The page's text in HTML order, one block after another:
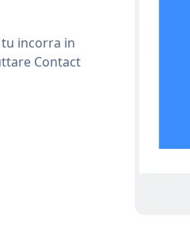
incorra in
Contact